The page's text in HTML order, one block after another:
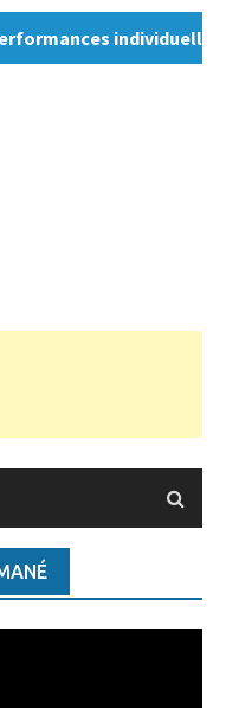
individuelles,